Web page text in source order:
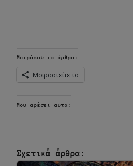
Μοιράσου το άρθρο:
Μοιραστείτε το
Μου αρέσει αυτό:
Σχετικά άρθρα: